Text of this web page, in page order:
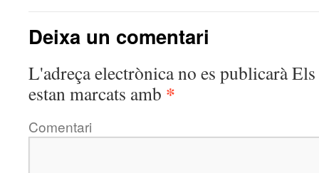
Deixa un comentari
L'adreça electrònica no es publicaràEls
estan marcats amb *
Comentari